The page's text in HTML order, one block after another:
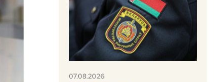
07.08.2026